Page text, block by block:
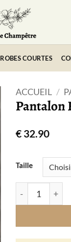
ROBES COURTES
ACCUEIL /
Pantalon
€ 32.90
Taille